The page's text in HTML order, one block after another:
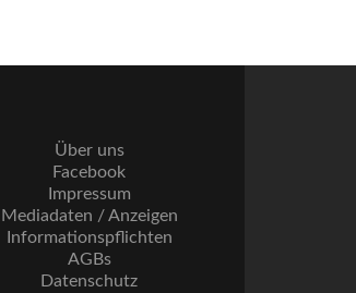
Über uns
Facebook
Impressum
Mediadaten / Anzeigen
Informationspflichten
AGBs
Datenschutz